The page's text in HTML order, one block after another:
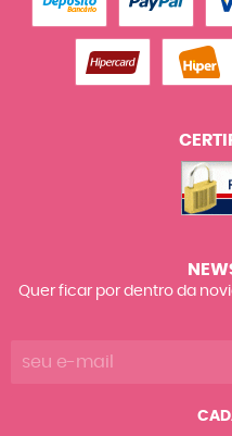
Quer ficar por dentro da